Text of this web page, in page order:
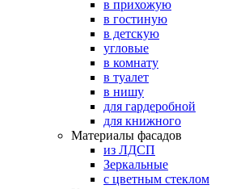
в прихожую
в гостиную
в детскую
угловые
в комнату
в туалет
в нишу
для гардеробной
для книжного
Материалы фасадов
из ЛДСП
Зеркальные
с цветным стеклом